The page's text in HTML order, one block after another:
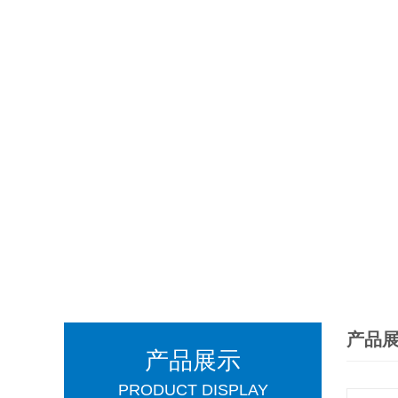
产品展示
PRODUCT DISPLAY
产品